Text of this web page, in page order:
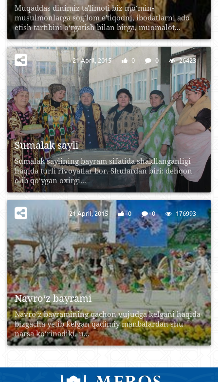
Muqaddas dinimiz ta'limoti biz mo‘min-
musulmonlarga sog‘lom e'tiqodni, ibodatlarni ado
etish tartibini o‘rgatish bilan birga, muomalot...
Sumalak sayli
Sumalak saylining bayram sifatida shakllanganligi
haqida turli rivoyatlar bor. Shulardan biri: dehqon
olib qo‘ygan oxirgi...
21 April, 2015 0 0 26423
Navro‘z bayrami
Navro‘z bayramining qachon vujudga kelgani haqida
bizgacha yetib kelgan qadimiy manbalardan shu
narsa ko‘rinadiki, u...
21 April, 2015 0 0 176993